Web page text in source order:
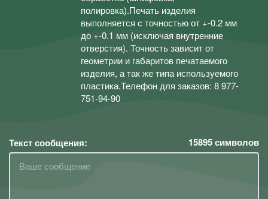
полировка).Печать изделия
выполняется с точностью от +-0.2 мм
до +-0.1 мм (исключая внутренние
отверстия). Точность зависит от
геометрии и габаритов печатаемого
изделия, а так же типа используемого
пластика.Телефон для заказов: 8 977-
751-94-90
Текст сообщения: 15895символов